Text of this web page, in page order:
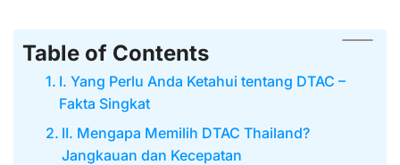
Table of Contents
I. Yang Perlu Anda Ketahui tentang DTAC –
Fakta Singkat
II. Mengapa Memilih DTAC Thailand?
Jangkauan dan Kecepatan